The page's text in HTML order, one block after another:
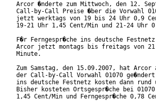
Arcor �nderte zum Mittwoch, den 12.
Call-by-Call Preise �ber die Vorwahl
jetzt werktags von 19 bis 24 Uhr 0,9
19-21 Uhr 1,45 Cent/Min und 21-24 Uhr
F�r Ferngespr�che ins deutsche
Arcor jetzt montags bis freitags von
Minute.
Zum Samstag, den 15.09.2007, hat Arcor
der Call-by-Call Vorwahl 01070
ins deutsche Festnetz kosten dann rund
Bisher kosteten Ortsgespr�che bei
1,45 Cent/Min und Ferngespr�che 0,78